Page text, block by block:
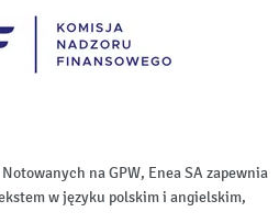
na GPW, Enea SA zapewnia
w języku polskim i angielskim,